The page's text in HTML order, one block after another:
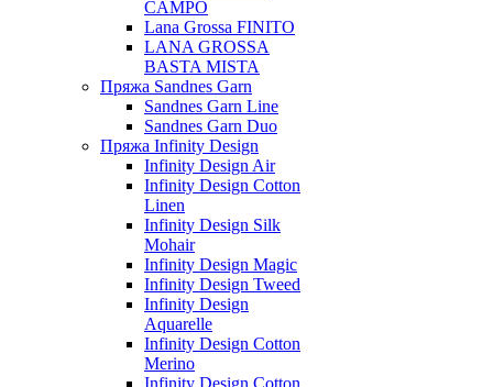
CAMPO
Lana Grossa FINITO
LANA GROSSA
BASTA MISTA
Пряжа Sandnes Garn
Sandnes Garn Line
Sandnes Garn Duo
Пряжа Infinity Design
Infinity Design Air
Infinity Design Cotton
Linen
Infinity Design Silk
Mohair
Infinity Design Magic
Infinity Design Tweed
Infinity Design
Aquarelle
Infinity Design Cotton
Merino
Infinity Design Cotton